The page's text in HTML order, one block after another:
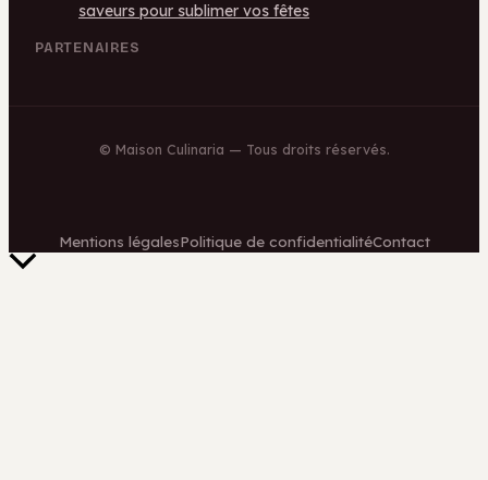
saveurs pour sublimer vos fêtes
PARTENAIRES
© Maison Culinaria — Tous droits réservés.
Mentions légalesPolitique de confidentialitéContact